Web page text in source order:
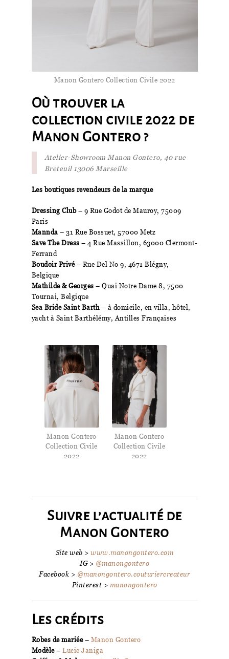
Manon Gontero Collection Civile 2022
Où trouver la
collection civile 2022 de
Manon Gontero ?
Atelier-Showroom Manon Gontero, 40 rue
Breteuil 13006 Marseille
Les boutiques revendeurs de la marque
Dressing Club– 9 Rue Godot de Mauroy, 75009
Paris
Mannda – 31 Rue Bossuet, 57000 Metz
Save The Dress – 4 Rue Massillon, 63000 Clermont-
Ferrand
Boudoir Privé– Rue Del No 9, 4671 Blégny,
Belgique
Mathilde & Georges – Quai Notre Dame 8, 7500
Tournai, Belgique
Sea Bride Saint Barth – à domicile, en villa, hôtel,
yacht à Saint Barthélémy, Antilles Françaises
Manon Gontero
Collection Civile
2022
Manon Gontero
Collection Civile
2022
Suivre l’actualité de
Manon Gontero
Site web >www.manongontero.com
IG > @manongontero
Facebook > @manongontero.couturiercreateur
Pinterest > manongontero
Les crédits
Robes de mariée– Manon Gontero
Modèle– Lucie Janiga